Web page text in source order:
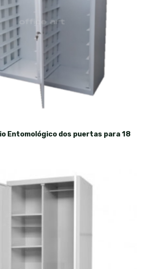
Entomológico dos puertas para 18